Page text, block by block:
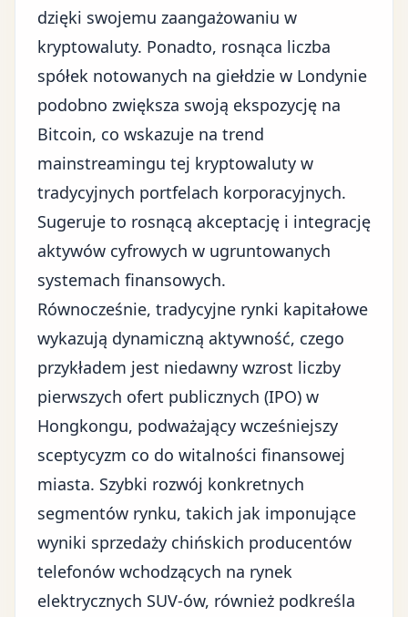
dzięki swojemu zaangażowaniu w
kryptowaluty. Ponadto, rosnąca liczba
spółek notowanych na giełdzie w Londynie
podobno zwiększa swoją ekspozycję na
Bitcoin, co wskazuje na trend
mainstreamingu tej kryptowaluty w
tradycyjnych portfelach korporacyjnych.
Sugeruje to rosnącą akceptację i integrację
aktywów cyfrowych w ugruntowanych
systemach finansowych.
Równocześnie, tradycyjne rynki kapitałowe
wykazują dynamiczną aktywność, czego
przykładem jest niedawny wzrost liczby
pierwszych ofert publicznych (IPO) w
Hongkongu, podważający wcześniejszy
sceptycyzm co do witalności finansowej
miasta. Szybki rozwój konkretnych
segmentów rynku, takich jak imponujące
wyniki sprzedaży chińskich producentów
telefonów wchodzących na rynek
elektrycznych SUV-ów, również podkreśla